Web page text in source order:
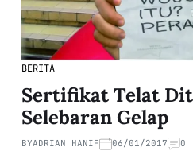
BERITA
Sertifikat Telat
Selebaran Gelap
BYADRIAN HANIF 06/01/2017 0